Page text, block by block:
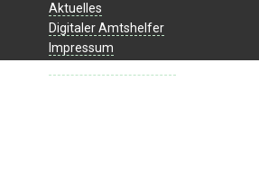
Aktuelles
Digitaler Amtshelfer
Impressum